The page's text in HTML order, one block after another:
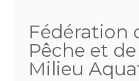
Fédération
Pêche et
Milieu